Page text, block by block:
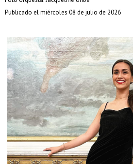
Publicado el miércoles 08 de julio de 2026